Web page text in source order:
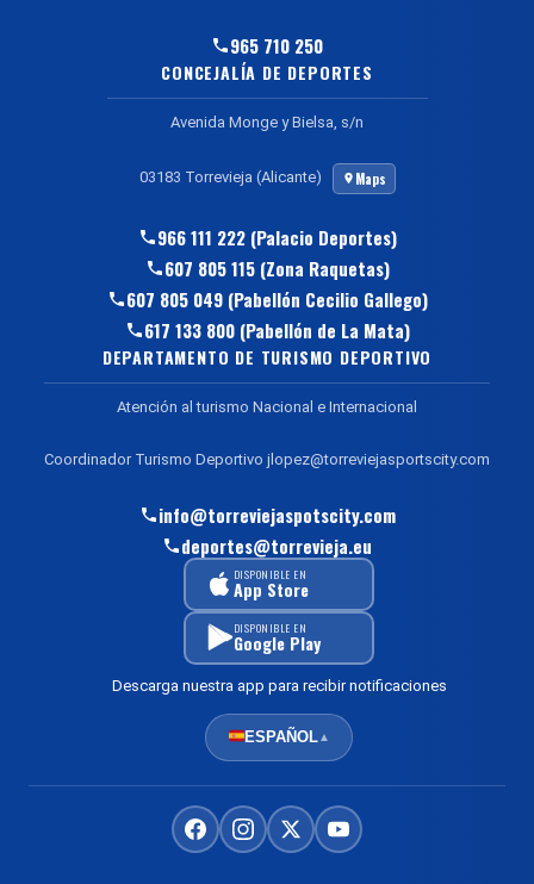
965 710 250
CONCEJALÍA DE DEPORTES
Avenida Monge y Bielsa, s/n
03183 Torrevieja (Alicante) Maps
966 111 222 (Palacio Deportes)
607 805 115 (Zona Raquetas)
607 805 049 (Pabellón Cecilio Gallego)
617 133 800 (Pabellón de La Mata)
DEPARTAMENTO DE TURISMO DEPORTIVO
Atención al turismo Nacional e Internacional
Coordinador Turismo Deportivo jlopez@torreviejasportscity.com
info@torreviejaspotscity.com
deportes@torrevieja.eu
DISPONIBLE EN
App Store
DISPONIBLE EN
Google Play
Descarga nuestra app para recibir notificaciones
ESPAÑOL▲